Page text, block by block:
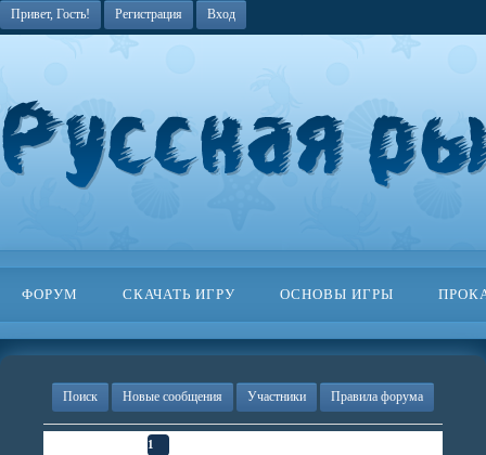
Привет, Гость! Регистрация Вход
ФОРУМ СКАЧАТЬ ИГРУ ОСНОВЫ ИГРЫ
Поиск Новые сообщения Участники Правила форума
1